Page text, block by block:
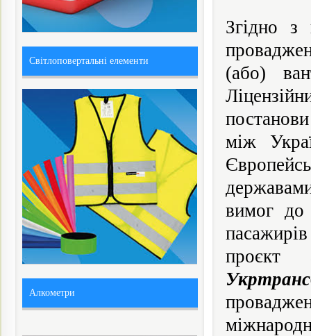
Згідно з
(або)
між
вимог до
проєкт
Світлоповертальні елементи
Алкометри